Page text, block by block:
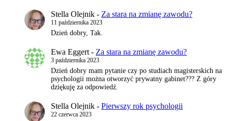
Stella Olejnik - Za stara na zmianę zawodu?
11 października 2023
Dzień dobry, Tak.
Ewa Eggert - Za stara na zmianę zawodu?
3 października 2023
Dzień dobry mam pytanie czy po studiach magisterskich na
psychologii można otworzyć prywatny gabinet??? Z góry
dziękuję za odpowiedź.
Stella Olejnik - Pierwszy rok psychologii
22 czerwca 2023